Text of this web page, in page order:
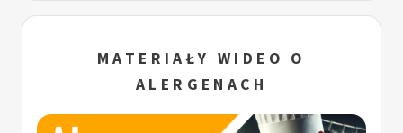
MATERIAŁY WIDEO O
ALERGENACH